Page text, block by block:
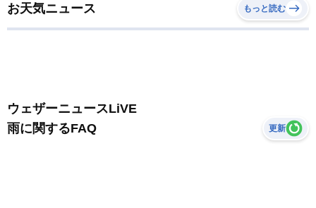
お天気ニュース もっと読む
ウェザーニュースLiVE
雨に関するFAQ
更新